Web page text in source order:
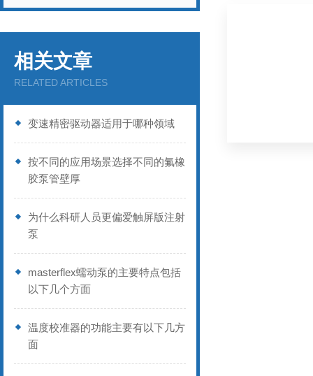
相关文章
RELATED ARTICLES
变速精密驱动器适用于哪种领域
按不同的应用场景选择不同的氟橡
胶泵管壁厚
为什么科研人员更偏爱触屏版注射
泵
masterflex蠕动泵的主要特点包括
以下几个方面
温度校准器的功能主要有以下几方
面